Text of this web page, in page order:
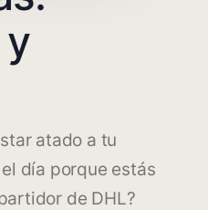
atado a tu
día porque estás
de DHL?